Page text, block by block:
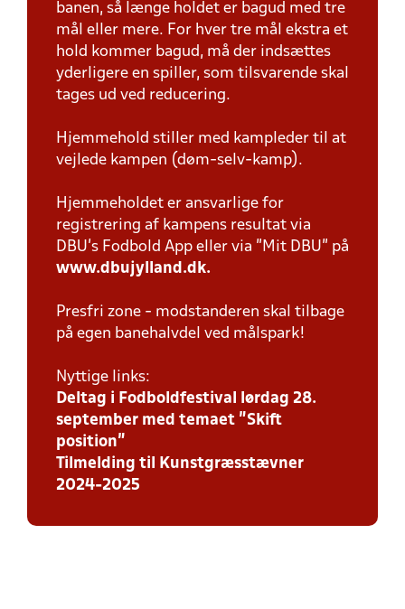
banen, så længe holdet er bagud med tre
mål eller mere. For hver tre mål ekstra et
hold kommer bagud, må der indsættes
yderligere en spiller, som tilsvarende skal
tages ud ved reducering.
Hjemmehold stiller med kampleder til at
vejlede kampen (døm-selv-kamp).
Hjemmeholdet er ansvarlige for
registrering af kampens resultat via
DBU’s Fodbold App eller via ”Mit DBU” på
www.dbujylland.dk.
Presfri zone - modstanderen skal tilbage
på egen banehalvdel ved målspark!
Nyttige links:
Deltag i Fodboldfestival lørdag 28.
september med temaet ”Skift
position”
Tilmelding til Kunstgræsstævner
2024-2025